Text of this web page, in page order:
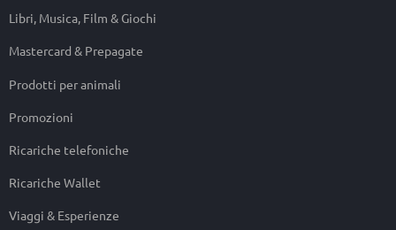
Libri, Musica, Film & Giochi
Mastercard & Prepagate
Prodotti per animali
Promozioni
Ricariche telefoniche
Ricariche Wallet
Viaggi & Esperienze